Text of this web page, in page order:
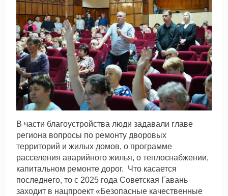
В части благоустройства люди задавали главе
региона вопросы по ремонту дворовых
территорий и жилых домов, о программе
расселения аварийного жилья, о теплоснабжении,
капитальном ремонте дорог. Что касается
последнего, то с 2025 года Советская Гавань
заходит в нацпроект «Безопасные качественные